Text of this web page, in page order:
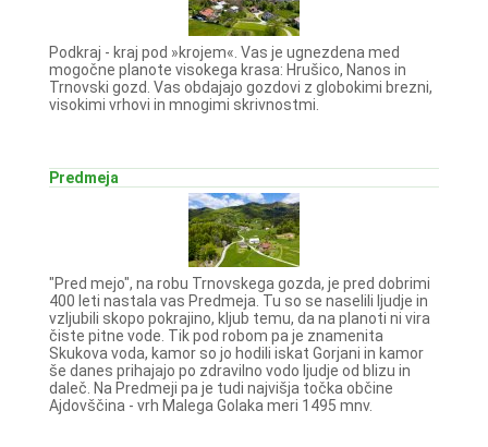
Podkraj - kraj pod »krojem«. Vas je ugnezdena med
mogočne planote visokega krasa: Hrušico, Nanos in
Trnovski gozd. Vas obdajajo gozdovi z globokimi brezni,
visokimi vrhovi in mnogimi skrivnostmi.
Predmeja
"Pred mejo", na robu Trnovskega gozda, je pred dobrimi
400 leti nastala vas Predmeja. Tu so se naselili ljudje in
vzljubili skopo pokrajino, kljub temu, da na planoti ni vira
čiste pitne vode. Tik pod robom pa je znamenita
Skukova voda, kamor so jo hodili iskat Gorjani in kamor
še danes prihajajo po zdravilno vodo ljudje od blizu in
daleč. Na Predmeji pa je tudi najvišja točka občine
Ajdovščina - vrh Malega Golaka meri 1495 mnv.